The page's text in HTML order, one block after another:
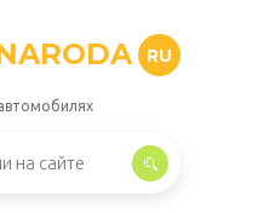
RU